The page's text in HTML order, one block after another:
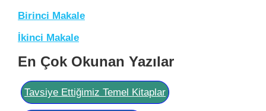
Birinci Makale
İkinci Makale
En Çok Okunan Yazılar
Tavsiye Ettiğimiz Temel Kitaplar